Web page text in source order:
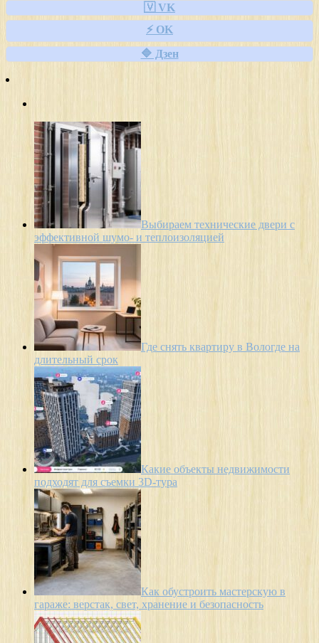
🇻 VK
⚡ OK
🔷 Дзен
Выбираем технические двери с
эффективной шумо- и теплоизоляцией
Где снять квартиру в Вологде на
длительный срок
Какие объекты недвижимости
подходят для съемки 3D-тура
Как обустроить мастерскую в
гараже: верстак, свет, хранение и безопасность